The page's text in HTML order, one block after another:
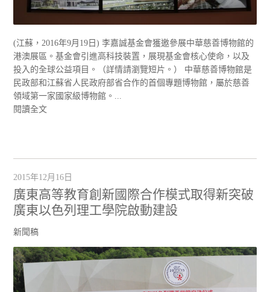
(江蘇，2016年9月19日) 李嘉誠基金會獲邀參展中華慈善博物館的
港澳展區。基金會引進高科技裝置，展現基金會核心使命，以及
投入的全球公益項目。（詳情請瀏覽短片。） 中華慈善博物館是
民政部和江蘇省人民政府部省合作的首個專題博物館，屬於慈善
領域第一家國家級博物館。...
閱讀全文
2015年12月16日
廣東高等教育創新國際合作模式取得新突破
廣東以色列理工學院啟動建設
新聞稿